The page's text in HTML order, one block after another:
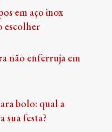
em aço inox
escolher
não enferruja em
bolo: qual a
sua festa?